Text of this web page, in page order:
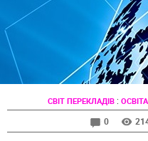
СВІТ ПЕРЕКЛАДІВ:
0